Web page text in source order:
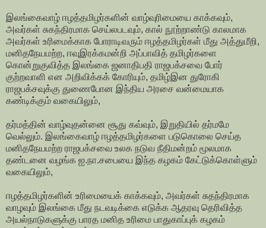
இலங்கைவாழ் ஈழத்தமிழர்களின் வாழ்வுரிமையை காக்கவும்,
அவர்கள் சுகந்திரமாக செய்லபடவும், கால் நூற்றாண்டு காலமாக
அவர்கள் உரிமைக்காக போராடிவரும் ஈழத்தமிழர்கள் மீது அத்துமீறி,
மனிதநேயமற்ற, ஈவுஇரக்கமன்றி அப்பாவித் தமிழர்களை
கொன்றுகுவித்த இலங்கை ஜனாதிபதி ராஜபக்சவை போர்
குற்றவாளி என அறிவிக்கக் கோரியும், தமிழ்இன துரோகி
ராஜபக்சவுக்கு துணைபோன இந்திய அரசை வன்மையாக
கண்டிக்கும் வகையிலும்,
தர்மத்தின் வாழ்வுதன்னை சூது கவ்வும், இறுதியில் தர்மமே
வெல்லும். இலங்கைவாழ் ஈழத்தமிழர்களை படுகொலை செய்த
மனிதநேயமற்ற ராஜபக்சவை உலக நடுவ நீதிமன்றம் மூலமாக
தண்டனை வழங்க ஐ.நா.சபையை இந்த கழகம் கேட்டுக்கொள்ளும்
வகையிலும்,
ஈழத்தமிழர்களின் உரிமையைக் காக்கவும், அவர்கள் சுதந்திரமாக
வாழவும் இலங்கை மீது நடவடிக்கை எடுக்க ஆதரவு தெரிவித்த
அயல்நாடுகளுக்கு பாரத மனித உரிமை பாதுகாப்புக் கழகம்